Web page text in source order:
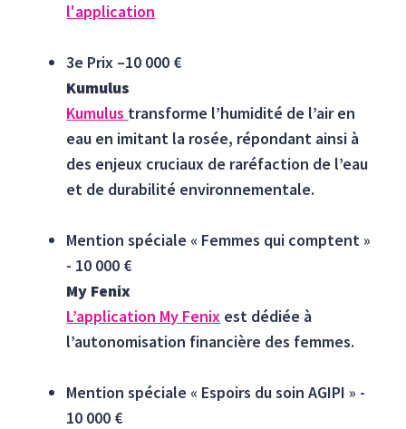
l'application
3e Prix –10 000 €
Kumulus
Kumulus transforme l’humidité de l’air en
eau en imitant la rosée, répondant ainsi à
des enjeux cruciaux de raréfaction de l’eau
et de durabilité environnementale.
Mention spéciale « Femmes qui comptent »
- 10 000 €
My Fenix
L’application My Fenix est dédiée à
l’autonomisation financière des femmes.
Mention spéciale « Espoirs du soin AGIPI » -
10 000 €